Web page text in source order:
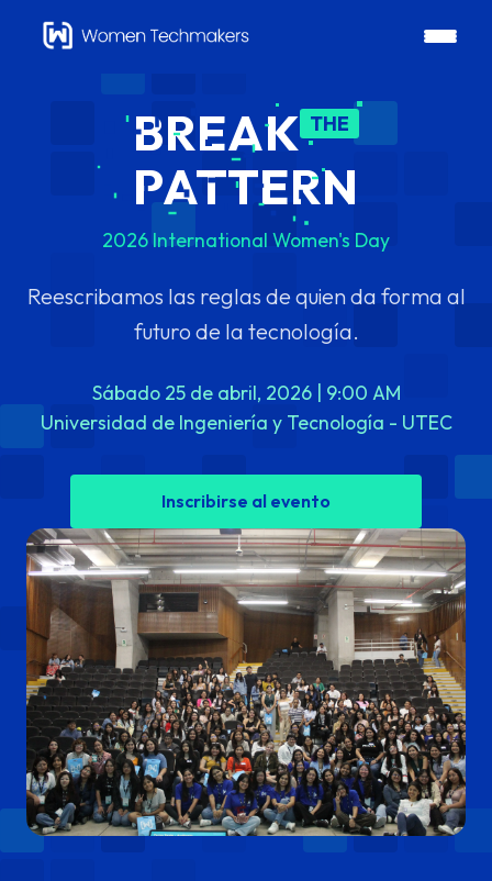
BREAK THE
PATTERN
2026 International Women's Day
Reescribamos las reglas de quien da forma al
futuro de la tecnología.
Sábado 25 de abril, 2026 | 9:00 AM
Universidad de Ingeniería y Tecnología - UTEC
Inscribirse al evento